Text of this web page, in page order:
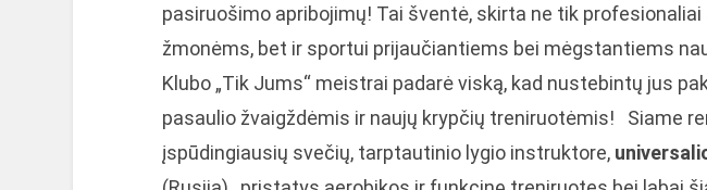
pasiruošimo apribojimų! Tai šventė, skirta ne tik
žmonėms, bet ir sportui prijaučiantiems bei mėgstantiems
Klubo „Tik Jums“ meistrai padarė viską, kad nustebintų jus
pasaulio žvaigždėmis ir naujų krypčių treniruotėmis! Siame
įspūdingiausių svečių, tarptautinio lygio instruktore, u